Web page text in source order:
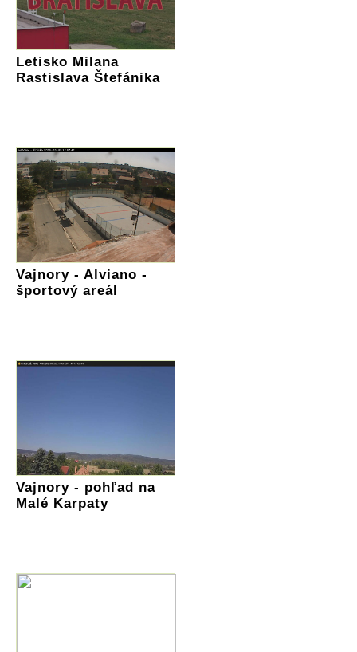
Letisko Milana
Rastislava Štefánika
Vajnory - Alviano -
športový areál
Vajnory - pohľad na
Malé Karpaty